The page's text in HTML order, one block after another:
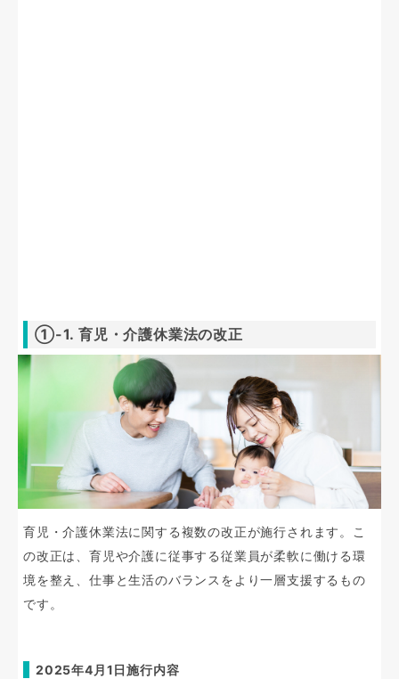
①-1. 育児・介護休業法の改正
育児・介護休業法に関する複数の改正が施行されます。こ
の改正は、育児や介護に従事する従業員が柔軟に働ける環
境を整え、仕事と生活のバランスをより一層支援するもの
です。
2025年4月1日施行内容